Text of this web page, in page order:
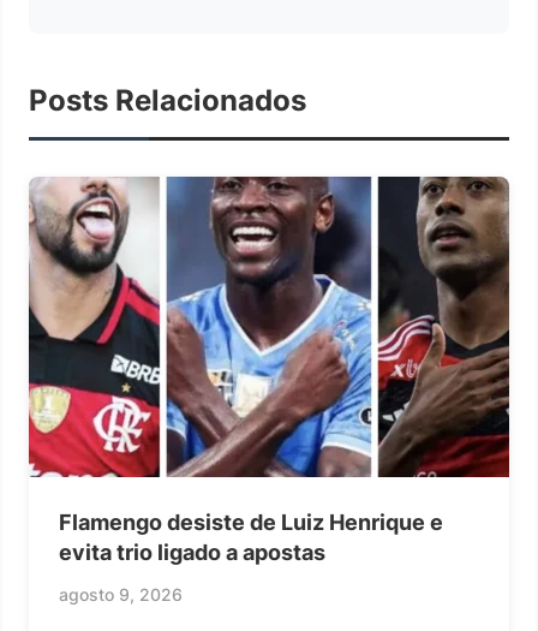
Posts Relacionados
Flamengo desiste de Luiz Henrique e
evita trio ligado a apostas
agosto 9, 2026